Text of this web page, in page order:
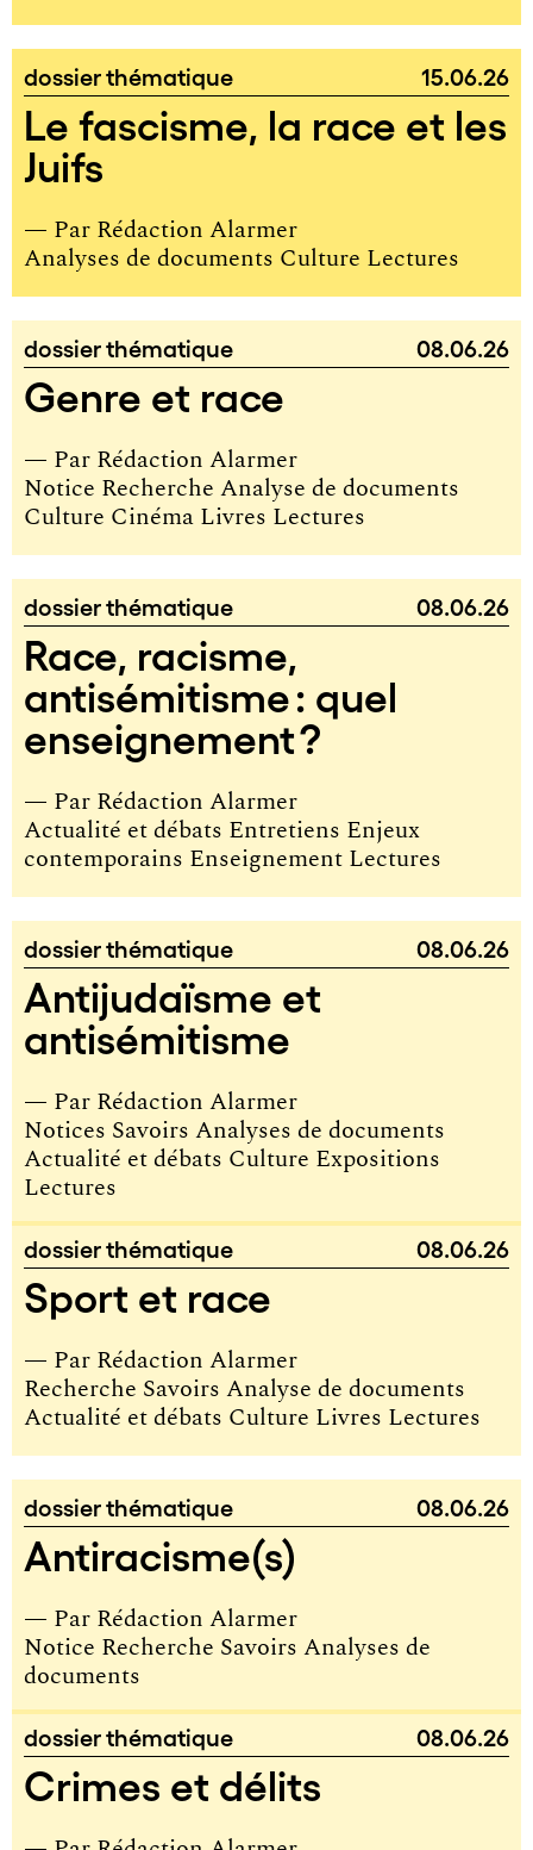
dossier thématique 15.06.26
Le fascisme, la race et les
Juifs
— Par Rédaction Alarmer
Analyses de documents Culture Lectures
dossier thématique 08.06.26
Genre et race
— Par Rédaction Alarmer
Notice Recherche Analyse de documents
Culture Cinéma Livres Lectures
dossier thématique 08.06.26
Race, racisme,
antisémitisme : quel
enseignement ?
— Par Rédaction Alarmer
Actualité et débats Entretiens Enjeux
contemporains Enseignement Lectures
dossier thématique 08.06.26
Antijudaïsme et
antisémitisme
— Par Rédaction Alarmer
Notices Savoirs Analyses de documents
Actualité et débats Culture Expositions
Lectures
dossier thématique 08.06.26
Sport et race
— Par Rédaction Alarmer
Recherche Savoirs Analyse de documents
Actualité et débats Culture Livres Lectures
dossier thématique 08.06.26
Antiracisme(s)
— Par Rédaction Alarmer
Notice Recherche Savoirs Analyses de
documents
dossier thématique 08.06.26
Crimes et délits